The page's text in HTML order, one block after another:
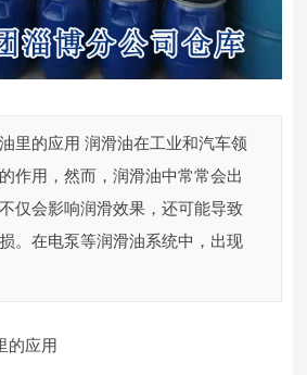
里的应用 润滑油在工业和汽车领
作用，然而，润滑油中常常会出
仅会影响润滑效果，还可能导致
。在电泵等润滑油系统中，出现
的应用